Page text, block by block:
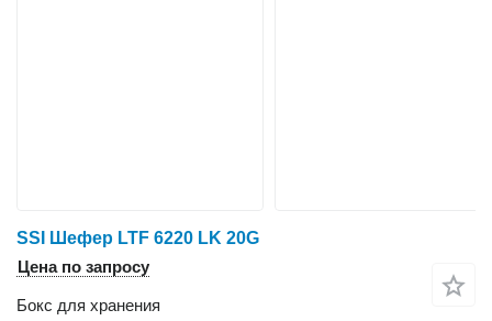
SSI Шефер LTF 6220 LK 20G
Цена по запросу
Бокс для хранения